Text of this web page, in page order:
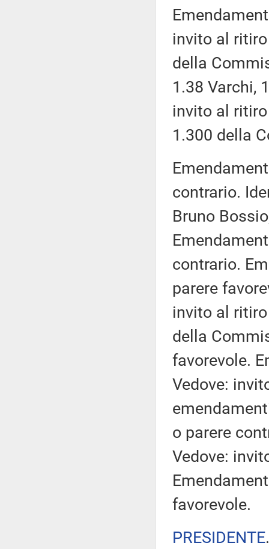
invito al
della
1.38 Varchi,
invito al
1.300 della
contrario.
Bruno
contrario.
parere
invito al
della
favorevole.
Vedove:
o parere
Vedove:
favorevole.
PRESIDENTE